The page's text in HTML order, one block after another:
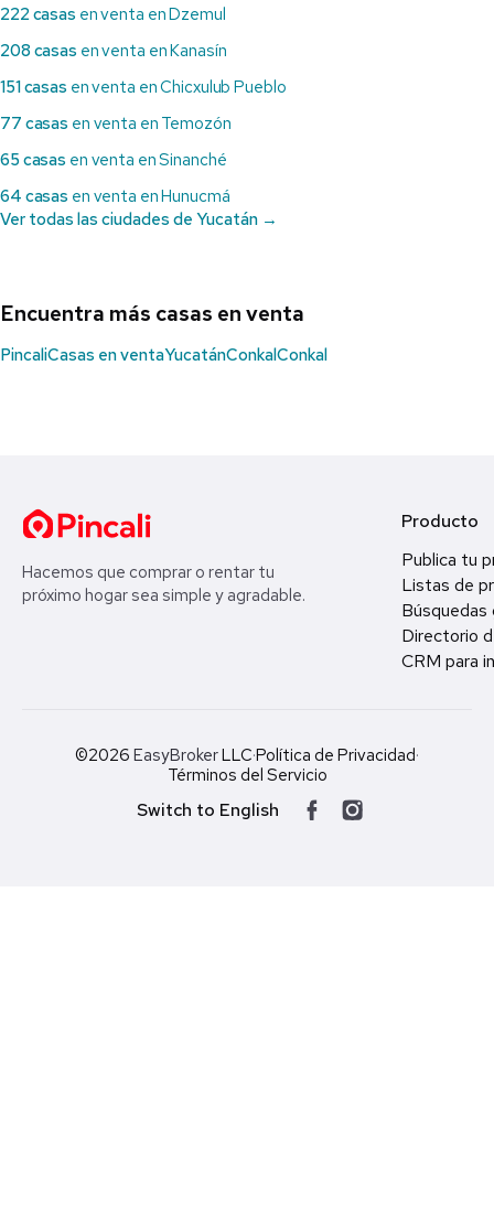
222 casas en venta en Dzemul
208 casas en venta en Kanasín
151 casas en venta en Chicxulub Pueblo
77 casas en venta en Temozón
65 casas en venta en Sinanché
64 casas en venta en Hunucmá
Ver todas las ciudades de Yucatán →
Encuentra más casas en venta
PincaliCasas en ventaYucatánConkalConkal
Hacemos que comprar o rentar tu
próximo hogar sea simple y agradable.
Producto
Publica tu
Listas de
Búsquedas
Directorio
CRM para
©2026 EasyBrokerLLC·Política de Privacidad·
Términos del Servicio
Switch to English